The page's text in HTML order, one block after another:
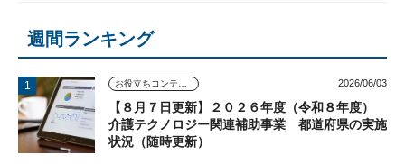
週間ランキング
お役立ちコンテンツ 2026/06/03
【８月７日更新】２０２６年度（令和８年度）
介護テクノロジー関連補助事業 都道府県の実施
状況（随時更新）